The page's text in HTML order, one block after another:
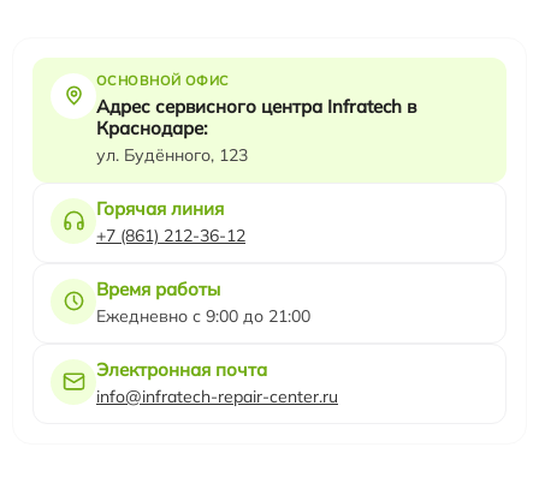
ОСНОВНОЙ ОФИС
Адрес сервисного центра Infratech в
Краснодаре:
ул. Будённого, 123
Горячая линия
+7 (861) 212-36-12
Время работы
Ежедневно с 9:00 до 21:00
Электронная почта
info@infratech-repair-center.ru